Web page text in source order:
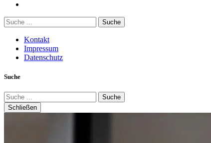
Suche
Kontakt
Impressum
Datenschutz
Suche
Suche
Schließen